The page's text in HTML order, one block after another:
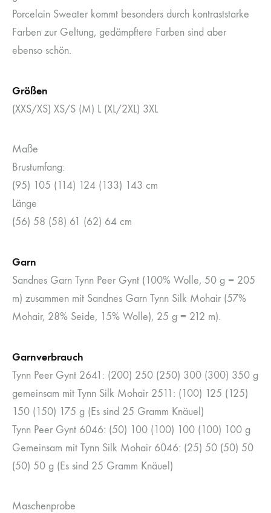
Porcelain Sweater kommt besonders durch kontraststarke
Farben zur Geltung, gedämpftere Farben sind aber
ebenso schön.
Größen
(XXS/XS) XS/S (M) L (XL/2XL) 3XL
Maße
Brustumfang:
(95) 105 (114) 124 (133) 143 cm
Länge
(56) 58 (58) 61 (62) 64 cm
Garn
Sandnes Garn Tynn Peer Gynt (100% Wolle, 50 g = 205
m) zusammen mit Sandnes Garn Tynn Silk Mohair (57%
Mohair, 28% Seide, 15% Wolle), 25 g = 212 m).
Garnverbrauch
Tynn Peer Gynt 2641: (200) 250 (250) 300 (300) 350 g
gemeinsam mit Tynn Silk Mohair 2511: (100) 125 (125)
150 (150) 175 g (Es sind 25 Gramm Knäuel)
Tynn Peer Gynt 6046: (50) 100 (100) 100 (100) 100 g
Gemeinsam mit Tynn Silk Mohair 6046: (25) 50 (50) 50
(50) 50 g (Es sind 25 Gramm Knäuel)
Maschenprobe